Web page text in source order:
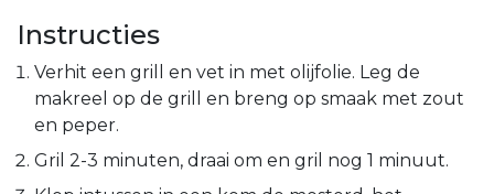
Instructies
Verhit een grill en vet in met olijfolie. Leg de
makreel op de grill en breng op smaak met zout
en peper.
Gril 2-3 minuten, draai om en gril nog 1 minuut.